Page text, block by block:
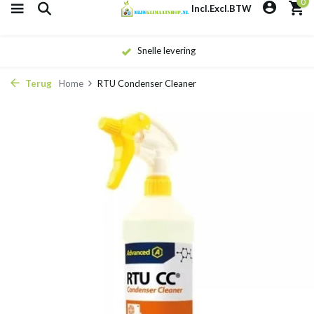
Incl.Excl.BTW
Snelle levering
Terug Home RTU Condenser Cleaner